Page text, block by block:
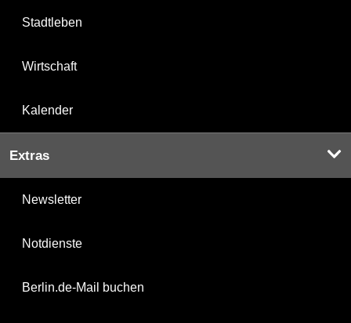
Stadtleben
Wirtschaft
Kalender
Extras
Newsletter
Notdienste
Berlin.de-Mail buchen